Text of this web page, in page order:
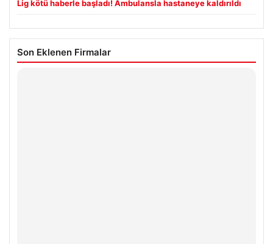
Lig kötü haberle başladı! Ambulansla hastaneye kaldırıldı
Son Eklenen Firmalar